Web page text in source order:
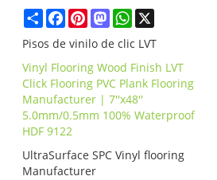
ShareFacebook
PinterestMastodonWhatsApp
X
Pisos de vinilo de clic LVT
Vinyl Flooring Wood Finish LVT
Click Flooring PVC Plank Flooring
Manufacturer | 7''x48''
5.0mm/0.5mm 100% Waterproof
HDF 9122
UltraSurface SPC Vinyl flooring
Manufacturer